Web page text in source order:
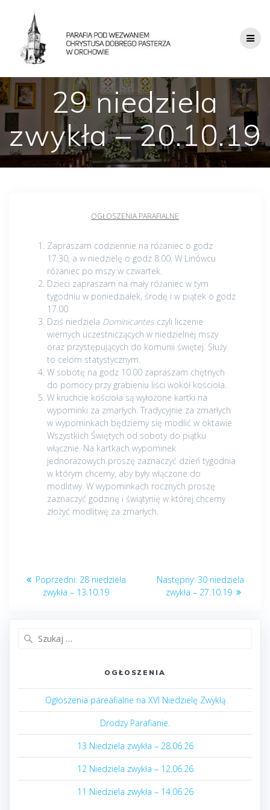
29 niedziela
zwykła – 20.10.19
OGŁOSZENIA PARAFIALNE
Zapraszam codziennie na różaniec o godz
17.30, a w niedzielę o godz 8.00. W Linówcu
różaniec po mszy w czwartek.
Dzieci zapraszam na mały różaniec w tym
tygodniu w poniedziałek, środę i w piątek o godz
17.00
Dziś niedziela Dominicantes czyli liczenie
wiernych uczestniczących w niedzielnej mszy
oraz przystępujących do komunii świętej. Służy
to celom statystycznym.
W sobotę na godz 10.00 zapraszam chętnych
do pomocy przy grabieniu liści wokół kościoła.
W kruchcie kościoła są wyłożone kartki na
wypominki za zmarłych. Tradycyjnie za zmarłych
w wypominkach będziemy się modlić w oktawie
Wszystkich Świętych od soboty do piątku
włącznie. Na kartkach wypominek
jednorazowych proszę zaznaczyć dzień tygodnia
w którym chcemy, aby były włączone do
modlitwy. W wypominkach rocznych proszę
zaznaczyć godzinę i świątynię w której chcemy
złożyć modlitwę za zmarłych.
Nawigacja
wpisu
Poprzedni: Poprzedni
post:
28 niedziela
zwykła – 13.10.19
Następny: Następny
post:
30 niedziela
zwykła – 27.10.19
OGŁOSZENIA
Ogłoszenia pareafialne na XVI Niedzielę Zwykłą
Drodzy Parafianie.
13 Niedziela zwykła – 28.06.26
12 Niedziela zwykła – 12.06.26
11 Niedziela zwykła – 14.06.26